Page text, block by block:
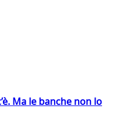
Ma le banche non lo